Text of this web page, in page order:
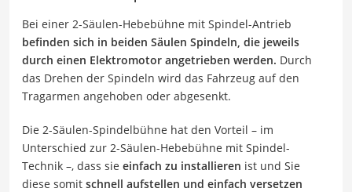
Bei einer 2-Säulen-Hebebühne mit Spindel-Antrieb
befinden sich in beiden Säulen Spindeln, die jeweils
durch einen Elektromotor angetrieben werden. Durch
das Drehen der Spindeln wird das Fahrzeug auf den
Tragarmen angehoben oder abgesenkt.
Die 2-Säulen-Spindelbühne hat den Vorteil – im
Unterschied zur 2-Säulen-Hebebühne mit Spindel-
Technik –, dass sie einfach zu installieren ist und Sie
diese somit schnell aufstellen und einfach versetzen